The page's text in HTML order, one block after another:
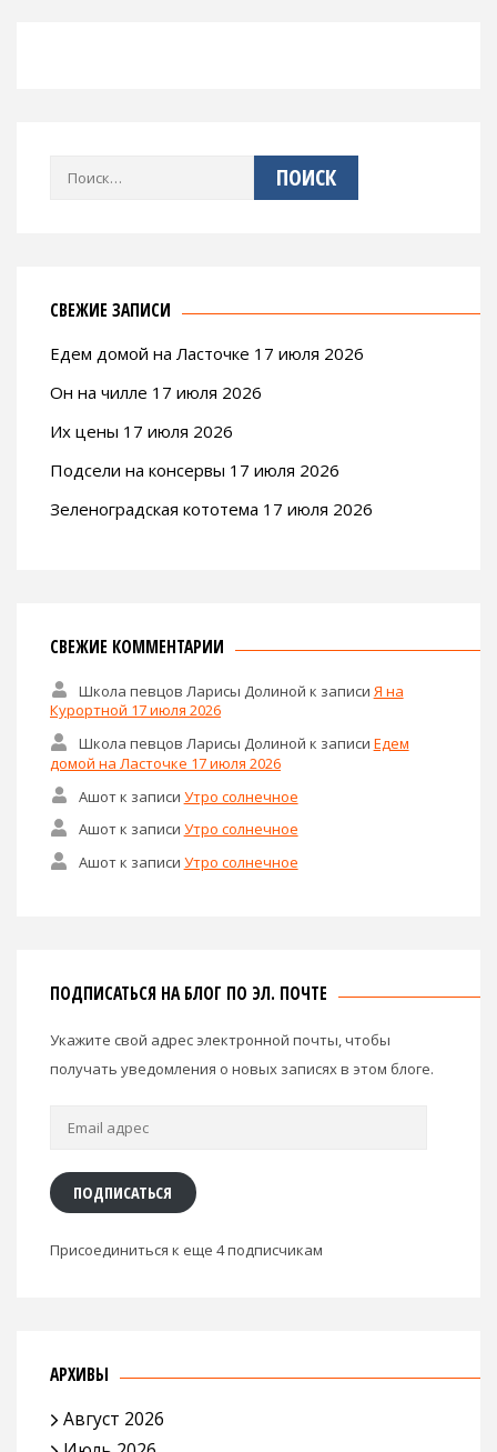
Найти:
СВЕЖИЕ ЗАПИСИ
Едем домой на Ласточке 17 июля 2026
Он на чилле 17 июля 2026
Их цены 17 июля 2026
Подсели на консервы 17 июля 2026
Зеленоградская кототема 17 июля 2026
СВЕЖИЕ КОММЕНТАРИИ
Школа певцов Ларисы Долиной к записи Я на
Курортной 17 июля 2026
Школа певцов Ларисы Долиной к записи Едем
домой на Ласточке 17 июля 2026
Ашотк записи Утро солнечное
Ашотк записи Утро солнечное
Ашотк записи Утро солнечное
ПОДПИСАТЬСЯ НА БЛОГ ПО ЭЛ. ПОЧТЕ
Укажите свой адрес электронной почты, чтобы
получать уведомления о новых записях в этом блоге.
Email
ПОДПИСАТЬСЯ
Присоединиться к еще 4 подписчикам
АРХИВЫ
Август 2026